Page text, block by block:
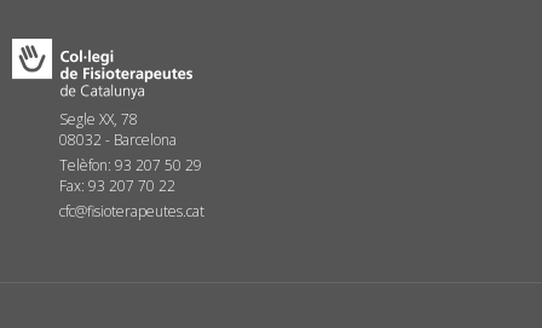
Segle XX, 78
08032 - Barcelona
Telèfon: 93 207 50 29
Fax: 93 207 70 22
cfc@fisioterapeutes.cat